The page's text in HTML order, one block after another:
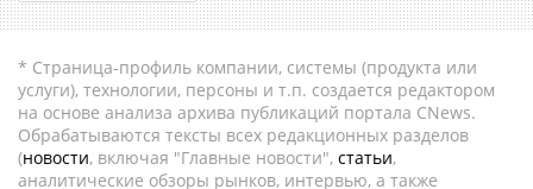
* Страница-профиль компании, системы (продукта или
услуги), технологии, персоны и т.п. создается редактором
на основе анализа архива публикаций портала CNews.
Обрабатываются тексты всех редакционных разделов
(новости, включая "Главные новости", статьи,
аналитические обзоры рынков, интервью, а также